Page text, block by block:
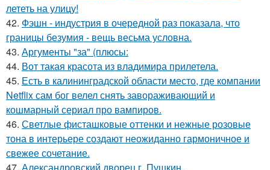
лететь на улицу!
42. Фэшн - индустрия в очередной раз показала, что
границы безумия - вещь весьма условна.
43. Аргументы "за" (плюсы:
44. Вот такая красота из владимира прилетела.
45. Есть в калининградской области место, где компании
Netflix сам бог велел снять завораживающий и
кошмарный сериал про вампиров.
46. Светлые фисташковые оттенки и нежные розовые
тона в интерьере создают неожиданно гармоничное и
свежее сочетание.
47. Александровский дворец г. Пушкин.